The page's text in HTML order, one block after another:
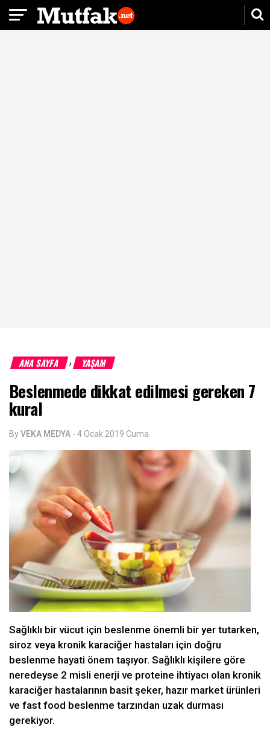
ANA SAYFA › YAŞAM
Beslenmede dikkat edilmesi gereken 7
kural
ByVEKA MEDYA - 4 Ocak 2019 Cuma
Sağlıklı bir vücut için beslenme önemli bir yer tutarken,
siroz veya kronik karaciğer hastaları için doğru
beslenme hayati önem taşıyor. Sağlıklı kişilere göre
neredeyse 2 misli enerji ve proteine ihtiyacı olan kronik
karaciğer hastalarının basit şeker, hazır market ürünleri
ve fast food beslenme tarzından uzak durması
gerekiyor.